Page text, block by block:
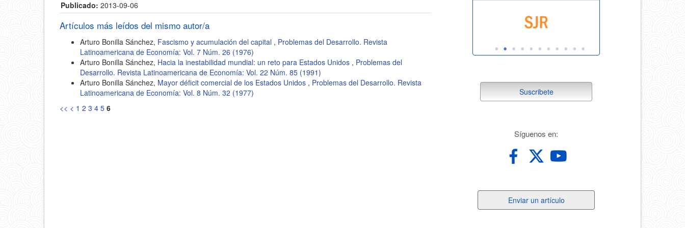
Publicado: 2013-09-06
Artículos más leídos del mismo autor/a
Arturo Bonilla Sánchez, Fascismo y acumulación del capital , Problemas del Desarrollo. Revista
Latinoamericana de Economía: Vol. 7 Núm. 26 (1976)
Arturo Bonilla Sánchez, Hacia la inestabilidad mundial: un reto para Estados Unidos , Problemas del
Desarrollo. Revista Latinoamericana de Economía: Vol. 22 Núm. 85 (1991)
Arturo Bonilla Sánchez, Mayor déficit comercial de los Estados Unidos , Problemas del Desarrollo. Revista
Latinoamericana de Economía: Vol. 8 Núm. 32 (1977)
<< < 1 2 3 4 5 6 suscribete
Suscribete
Síguenos en:
un
Enviar un artículo